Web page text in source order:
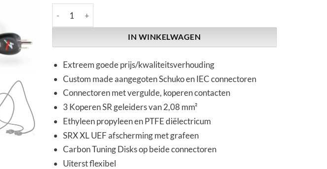
IN WINKELWAGEN
Extreem goede prijs/kwaliteitsverhouding
Custom made aangegoten Schuko en IEC connectoren
Connectoren met vergulde, koperen contacten
3 Koperen SR geleiders van 2,08 mm²
Ethyleen propyleen en PTFE diëlectricum
SRX XL UEF afscherming met grafeen
Carbon Tuning Disks op beide connectoren
Uiterst flexibel